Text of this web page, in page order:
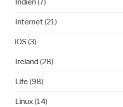
Indien (7)
Internet(21)
iOS (3)
Ireland (28)
Life (98)
Linux(14)